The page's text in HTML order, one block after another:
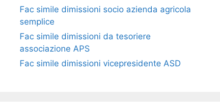
Fac simile ​dimissioni socio azienda agricola
semplice​​​
Fac simile dimissioni da tesoriere
associazione APS​​
Fac simile dimissioni vicepresidente ASD​​